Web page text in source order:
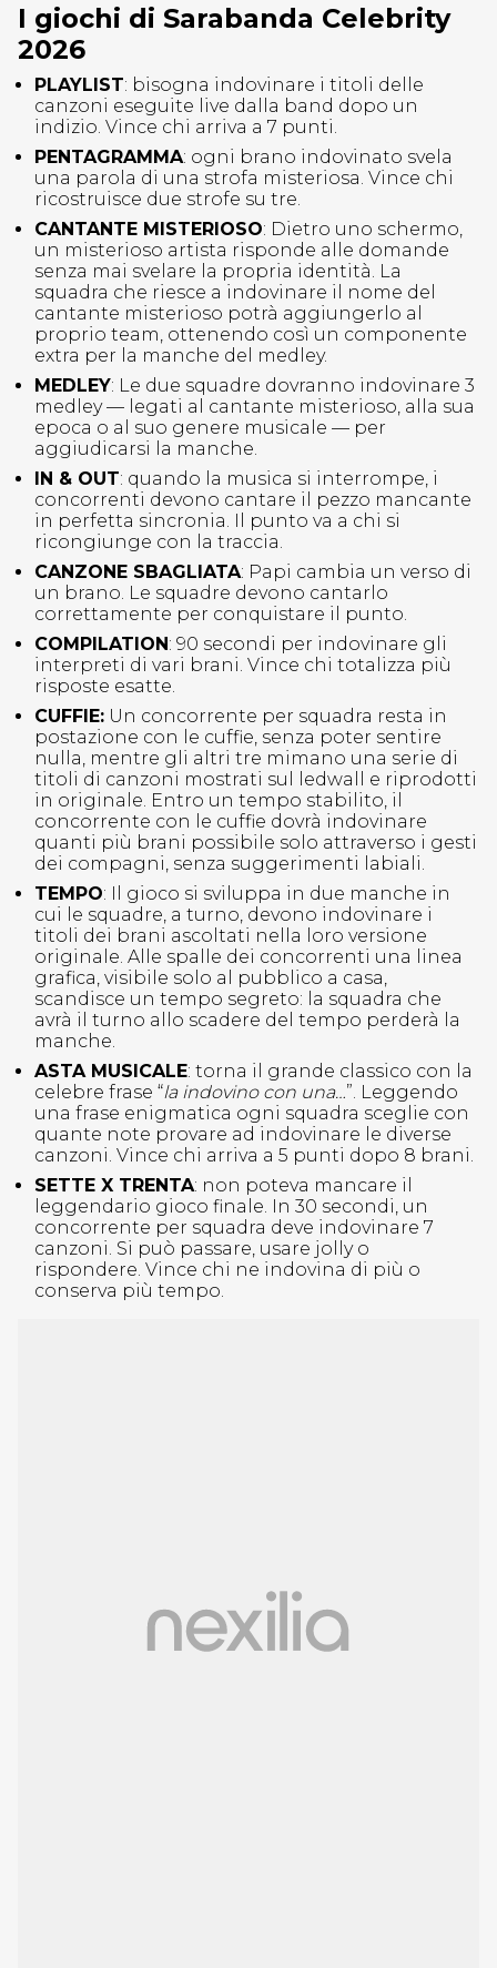
I giochi di Sarabanda Celebrity
2026
PLAYLIST: bisogna indovinare i titoli delle
canzoni eseguite live dalla band dopo un
indizio. Vince chi arriva a 7 punti.
PENTAGRAMMA: ogni brano indovinato svela
una parola di una strofa misteriosa. Vince chi
ricostruisce due strofe su tre.
CANTANTE MISTERIOSO: Dietro uno schermo,
un misterioso artista risponde alle domande
senza mai svelare la propria identità. La
squadra che riesce a indovinare il nome del
cantante misterioso potrà aggiungerlo al
proprio team, ottenendo così un componente
extra per la manche del medley.
MEDLEY: Le due squadre dovranno indovinare 3
medley — legati al cantante misterioso, alla sua
epoca o al suo genere musicale — per
aggiudicarsi la manche.
IN & OUT: quando la musica si interrompe, i
concorrenti devono cantare il pezzo mancante
in perfetta sincronia. Il punto va a chi si
ricongiunge con la traccia.
CANZONE SBAGLIATA: Papi cambia un verso di
un brano. Le squadre devono cantarlo
correttamente per conquistare il punto.
COMPILATION: 90 secondi per indovinare gli
interpreti di vari brani. Vince chi totalizza più
risposte esatte.
CUFFIE: Un concorrente per squadra resta in
postazione con le cuffie, senza poter sentire
nulla, mentre gli altri tre mimano una serie di
titoli di canzoni mostrati sul ledwall e riprodotti
in originale. Entro un tempo stabilito, il
concorrente con le cuffie dovrà indovinare
quanti più brani possibile solo attraverso i gesti
dei compagni, senza suggerimenti labiali.
TEMPO: Il gioco si sviluppa in due manche in
cui le squadre, a turno, devono indovinare i
titoli dei brani ascoltati nella loro versione
originale. Alle spalle dei concorrenti una linea
grafica, visibile solo al pubblico a casa,
scandisce un tempo segreto: la squadra che
avrà il turno allo scadere del tempo perderà la
manche.
ASTA MUSICALE: torna il grande classico con la
celebre frase “la indovino con una…”. Leggendo
una frase enigmatica ogni squadra sceglie con
quante note provare ad indovinare le diverse
canzoni. Vince chi arriva a 5 punti dopo 8 brani.
SETTE X TRENTA: non poteva mancare il
leggendario gioco finale. In 30 secondi, un
concorrente per squadra deve indovinare 7
canzoni. Si può passare, usare jolly o
rispondere. Vince chi ne indovina di più o
conserva più tempo.